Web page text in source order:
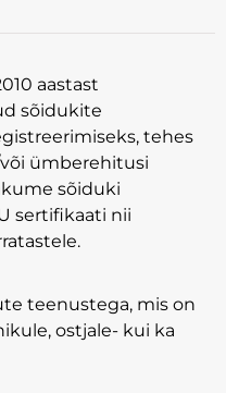
aastast
sõidukite
tehes
ümberehitusi
sõiduki
sertifikaati nii
teenustega, mis on
ostjale- kui ka